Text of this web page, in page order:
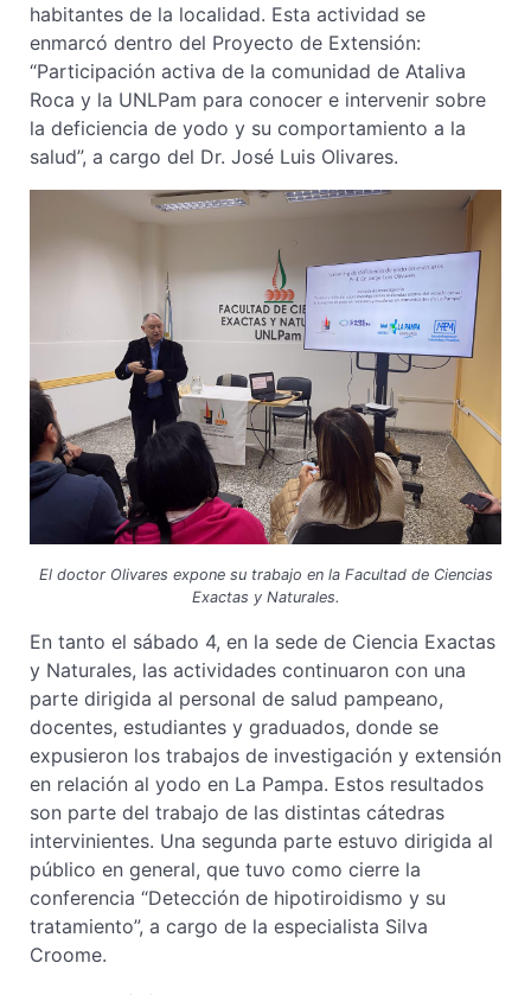
habitantes de la localidad. Esta actividad se
enmarcó dentro del Proyecto de Extensión:
“Participación activa de la comunidad de Ataliva
Roca y la UNLPam para conocer e intervenir sobre
la deficiencia de yodo y su comportamiento a la
salud”, a cargo del Dr. José Luis Olivares.
El doctor Olivares expone su trabajo en la Facultad de Ciencias
Exactas y Naturales.
En tanto el sábado 4, en la sede de Ciencia Exactas
y Naturales, las actividades continuaron con una
parte dirigida al personal de salud pampeano,
docentes, estudiantes y graduados, donde se
expusieron los trabajos de investigación y extensión
en relación al yodo en La Pampa. Estos resultados
son parte del trabajo de las distintas cátedras
intervinientes. Una segunda parte estuvo dirigida al
público en general, que tuvo como cierre la
conferencia “Detección de hipotiroidismo y su
tratamiento”, a cargo de la especialista Silva
Croome.